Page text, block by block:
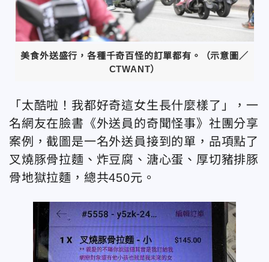
美食外送盛行，各種千奇百怪的訂單都有。（示意圖／
CTWANT）
「太酷啦！我都好奇這女生長什麼樣了」，一
名網友在臉書《外送員的奇聞怪事》社團分享
案例，截圖是一名外送員接到的單，品項點了
叉燒豚骨拉麵、炸豆腐、溏心蛋、厚切豬排豚
骨地獄拉麵，總共450元。